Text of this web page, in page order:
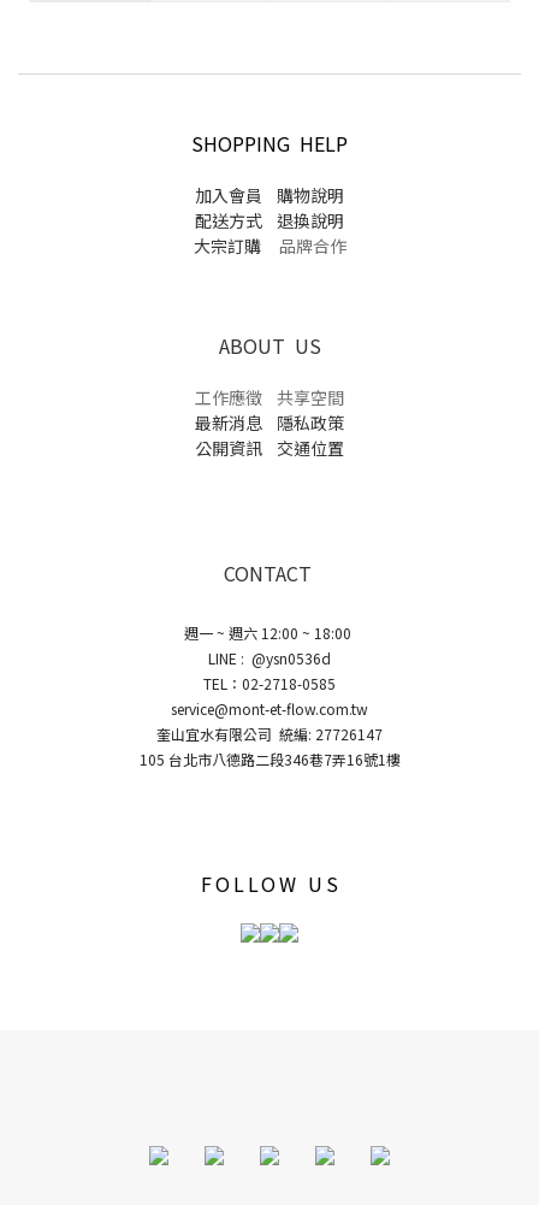
SHOPPING HELP
加入會員
購物說明
配送方式
退換說明
大宗訂購品牌合作
ABOUT US
工作應徵 共享空間
最新消息
隱私政策
公開資訊
交通位置
CONTACT
週一 ~ 週六 12:00 ~ 18:00
LINE : @ysn0536d
TEL：02-2718-0585
service@mont-et-flow.com.tw
奎山宜水有限公司 統編: 27726147
105 台北市八德路二段346巷7弄16號1樓
FOLLOW US